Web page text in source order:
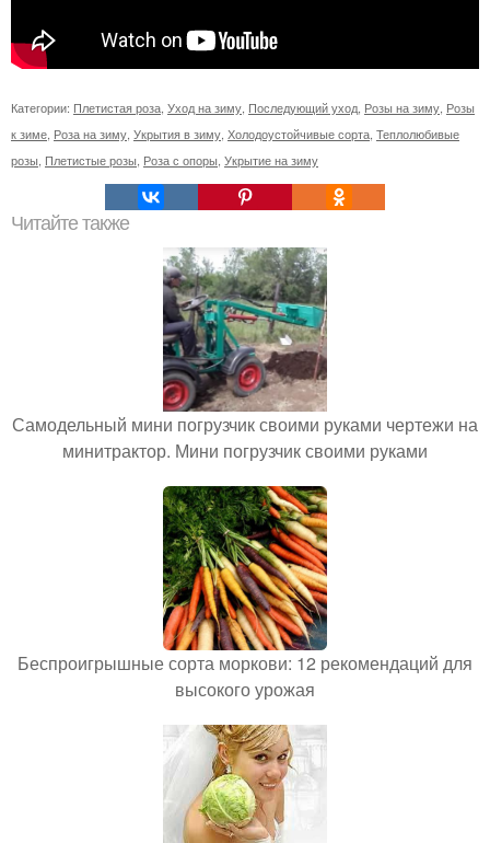
Категории: Плетистая роза Уход на зиму Последующий уход Розы на зиму Розы
к зиме Роза на зиму Укрытия в зиму Холодоустойчивые сорта Теплолюбивые
розы Плетистые розы Роза с опоры Укрытие на зиму
Читайте также
Самодельный мини погрузчик своими руками чертежи на
минитрактор. Мини погрузчик своими руками
Беспроигрышные сорта моркови: 12 рекомендаций для
высокого урожая